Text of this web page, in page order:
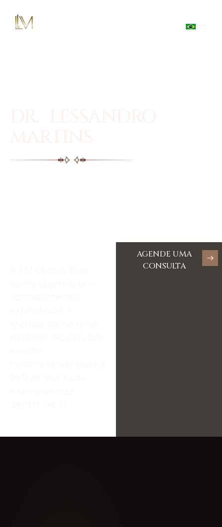
AGENDE UMA
CONSULTA